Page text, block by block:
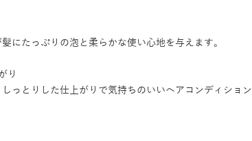
にたっぷりの泡と柔らかな使い心地を与えます。
り
っとりした仕上がりで気持ちのいいヘアコンディション